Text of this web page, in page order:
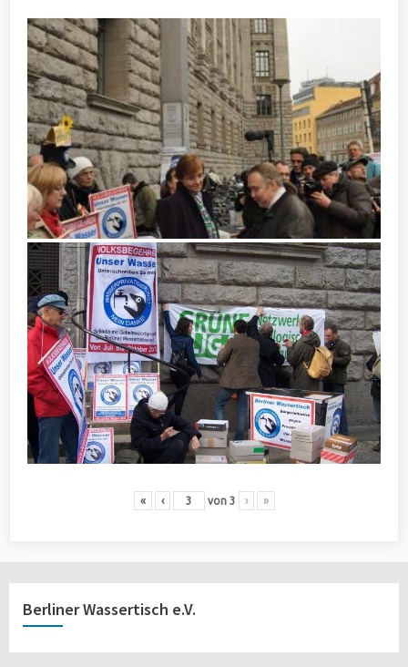
« ‹ von 3 › »
Berliner Wassertisch e.V.